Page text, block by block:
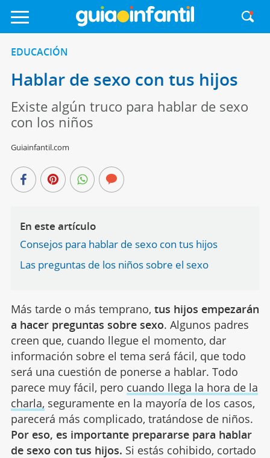
EDUCACIÓN
Hablar de sexo con tus hijos
Existe algún truco para hablar de sexo
con los niños
Guiainfantil.com
En este artículo
Consejos para hablar de sexo con tus hijos
Las preguntas de los niños sobre el sexo
Más tarde o más temprano, tus hijos empezarán
a hacer preguntas sobre sexo. Algunos padres
creen que, cuando llegue el momento, dar
información sobre el tema será fácil, que todo
será una cuestión de ponerse a hablar. Todo
parece muy fácil, pero cuando llega la hora de la
charla, seguramente en la mayoría de los casos,
parecerá más complicado, tratándose de niños.
Por eso, es importante prepararse para hablar
de sexo con tus hijos. Si estás cohibido, cortado